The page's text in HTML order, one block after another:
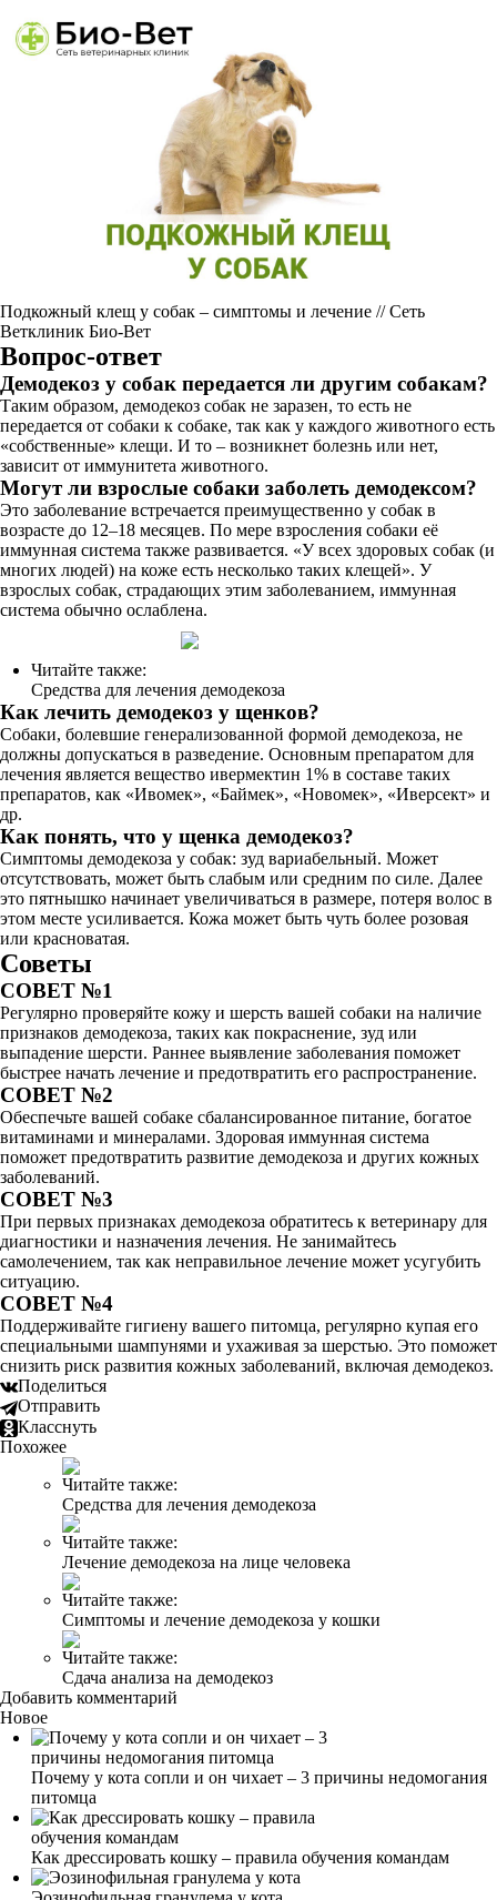
Подкожный клещ у собак – симптомы и лечение // Сеть
Ветклиник Био-Вет
Вопрос-ответ
Демодекоз у собак передается ли другим собакам?
Таким образом, демодекоз собак не заразен, то есть не
передается от собаки к собаке, так как у каждого животного есть
«собственные» клещи. И то – возникнет болезнь или нет,
зависит от иммунитета животного.
Могут ли взрослые собаки заболеть демодексом?
Это заболевание встречается преимущественно у собак в
возрасте до 12–18 месяцев. По мере взросления собаки её
иммунная система также развивается. «У всех здоровых собак (и
многих людей) на коже есть несколько таких клещей». У
взрослых собак, страдающих этим заболеванием, иммунная
система обычно ослаблена.
Читайте также:
Средства для лечения демодекоза
Как лечить демодекоз у щенков?
Собаки, болевшие генерализованной формой демодекоза, не
должны допускаться в разведение. Основным препаратом для
лечения является вещество ивермектин 1% в составе таких
препаратов, как «Ивомек», «Баймек», «Новомек», «Иверсект» и
др.
Как понять, что у щенка демодекоз?
Симптомы демодекоза у собак: зуд вариабельный. Может
отсутствовать, может быть слабым или средним по силе. Далее
это пятнышко начинает увеличиваться в размере, потеря волос в
этом месте усиливается. Кожа может быть чуть более розовая
или красноватая.
Советы
СОВЕТ №1
Регулярно проверяйте кожу и шерсть вашей собаки на наличие
признаков демодекоза, таких как покраснение, зуд или
выпадение шерсти. Раннее выявление заболевания поможет
быстрее начать лечение и предотвратить его распространение.
СОВЕТ №2
Обеспечьте вашей собаке сбалансированное питание, богатое
витаминами и минералами. Здоровая иммунная система
поможет предотвратить развитие демодекоза и других кожных
заболеваний.
СОВЕТ №3
При первых признаках демодекоза обратитесь к ветеринару для
диагностики и назначения лечения. Не занимайтесь
самолечением, так как неправильное лечение может усугубить
ситуацию.
СОВЕТ №4
Поддерживайте гигиену вашего питомца, регулярно купая его
специальными шампунями и ухаживая за шерстью. Это поможет
снизить риск развития кожных заболеваний, включая демодекоз.
Поделиться
Отправить
Класснуть
Похожее
Читайте также:
Средства для лечения демодекоза
Читайте также:
Лечение демодекоза на лице человека
Читайте также:
Симптомы и лечение демодекоза у кошки
Читайте также:
Сдача анализа на демодекоз
Добавить комментарий
Новое
Почему у кота сопли и он чихает – 3 причины недомогания
питомца
Как дрессировать кошку – правила обучения командам